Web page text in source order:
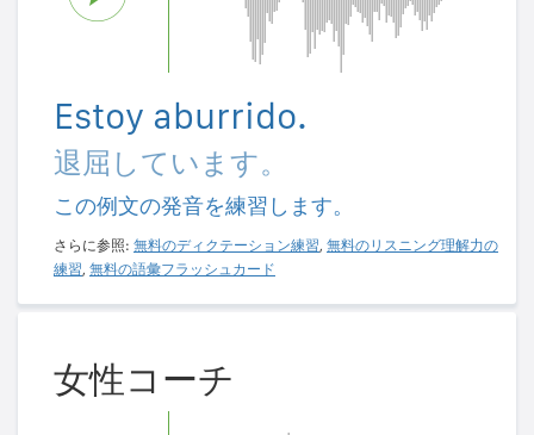
Estoy aburrido.
退屈しています。
この例文の発音を練習します。
さらに参照: 無料のディクテーション練習, 無料のリスニング理解力の
練習, 無料の語彙フラッシュカード
女性コーチ